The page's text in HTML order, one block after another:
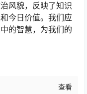
风貌，反映了知识
今日价值。我们应
的智慧，为我们的
查看